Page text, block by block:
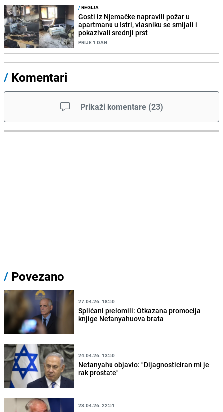
/REGIJA
Gosti iz Njemačke napravili požar u
apartmanu u Istri, vlasniku se smijali i
pokazivali srednji prst
PRIJE 1 DAN
/ Komentari
Prikaži komentare (23)
/ Povezano
27.04.26. 18:50
Splićani prelomili: Otkazana promocija
knjige Netanyahuova brata
24.04.26. 13:50
Netanyahu objavio: "Dijagnosticiran mi je
rak prostate"
23.04.26. 22:51